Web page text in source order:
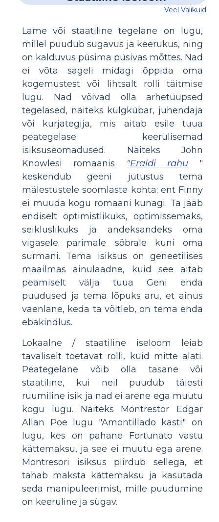
Veel Valikuid
Lame või staatiline tegelane on lugu,
millel puudub sügavus ja keerukus, ning
on kalduvus püsima püsivas mõttes. Nad
ei võta sageli midagi õppida oma
kogemustest või lihtsalt rolli täitmise
lugu. Nad võivad olla arhetüüpsed
tegelased, näiteks külgkübar, juhendaja
või kurjategija, mis aitab esile tuua
peategelase keerulisemad
isiksuseomadused. Näiteks John
Knowlesi romaanis
"Eraldi rahu"
keskendub geeni jutustus tema
mälestustele soomlaste kohta; ent Finny
ei muuda kogu romaani kunagi. Ta jääb
endiselt optimistlikuks, optimissemaks,
seikluslikuks ja andeksandeks oma
vigasele parimale sõbrale kuni oma
surmani. Tema isiksus on geneetilises
maailmas ainulaadne, kuid see aitab
peamiselt välja tuua Geni enda
puudused ja tema lõpuks aru, et ainus
vaenlane, keda ta võitleb, on tema enda
ebakindlus.
Lokaalne / staatiline iseloom leiab
tavaliselt toetavat rolli, kuid mitte alati.
Peategelane võib olla tasane või
staatiline, kui neil puudub täiesti
ruumiline isik ja nad ei arene ega muutu
kogu lugu. Näiteks Montrestor Edgar
Allan Poe lugu "Amontillado kasti" on
lugu, kes on pahane Fortunato vastu
kättemaksu, ja see ei muutu ega arene.
Montresori isiksus piirdub sellega, et
tahab maksta kättemaksu ja kasutada
seda manipuleerimist, mille puudumine
on keeruline ja sügav.